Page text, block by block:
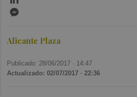
Alicante Plaza
Publicado: 28/06/2017 · 14:47
Actualizado: 02/07/2017 · 22:36